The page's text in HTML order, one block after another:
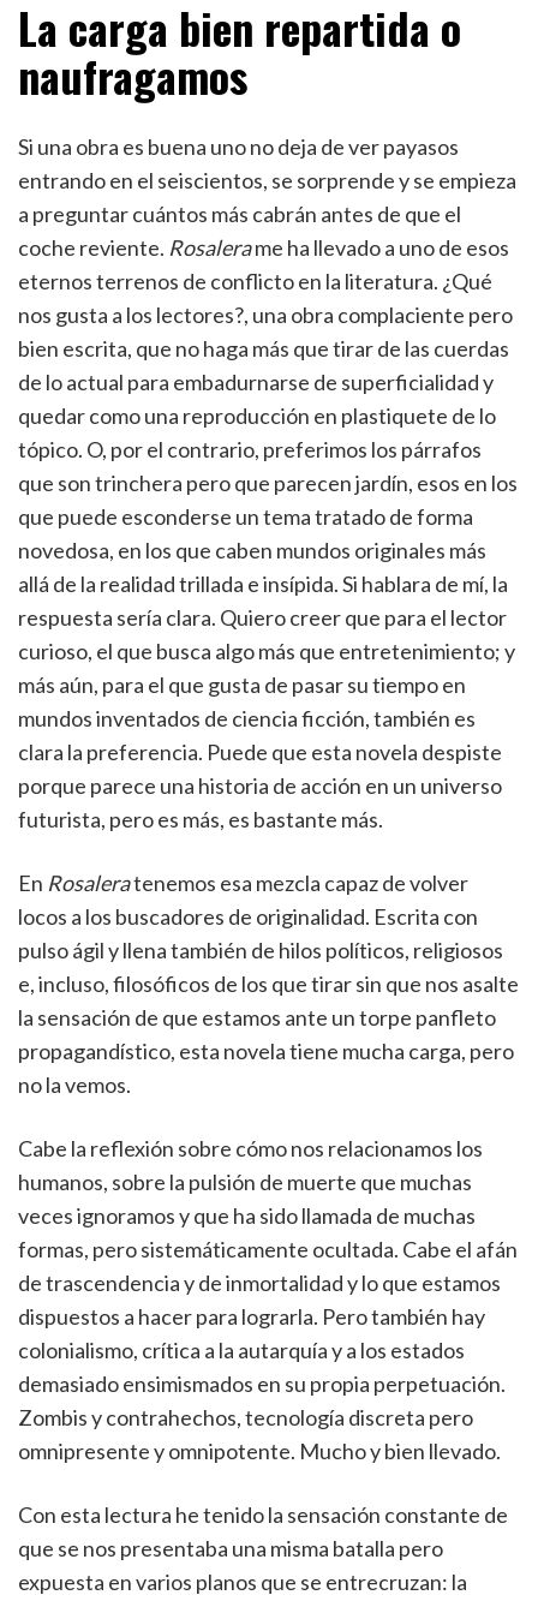
La carga bien repartida o
naufragamos
Si una obra es buena uno no deja de ver payasos
entrando en el seiscientos, se sorprende y se empieza
a preguntar cuántos más cabrán antes de que el
coche reviente. Rosalerame ha llevado a uno de esos
eternos terrenos de conflicto en la literatura. ¿Qué
nos gusta a los lectores?, una obra complaciente pero
bien escrita, que no haga más que tirar de las cuerdas
de lo actual para embadurnarse de superficialidad y
quedar como una reproducción en plastiquete de lo
tópico. O, por el contrario, preferimos los párrafos
que son trinchera pero que parecen jardín, esos en los
que puede esconderse un tema tratado de forma
novedosa, en los que caben mundos originales más
allá de la realidad trillada e insípida. Si hablara de mí, la
respuesta sería clara. Quiero creer que para el lector
curioso, el que busca algo más que entretenimiento; y
más aún, para el que gusta de pasar su tiempo en
mundos inventados de ciencia ficción, también es
clara la preferencia. Puede que esta novela despiste
porque parece una historia de acción en un universo
futurista, pero es más, es bastante más.
En Rosaleratenemos esa mezcla capaz de volver
locos a los buscadores de originalidad. Escrita con
pulso ágil y llena también de hilos políticos, religiosos
e, incluso, filosóficos de los que tirar sin que nos asalte
la sensación de que estamos ante un torpe panfleto
propagandístico, esta novela tiene mucha carga, pero
no la vemos.
Cabe la reflexión sobre cómo nos relacionamos los
humanos, sobre la pulsión de muerte que muchas
veces ignoramos y que ha sido llamada de muchas
formas, pero sistemáticamente ocultada. Cabe el afán
de trascendencia y de inmortalidad y lo que estamos
dispuestos a hacer para lograrla. Pero también hay
colonialismo, crítica a la autarquía y a los estados
demasiado ensimismados en su propia perpetuación.
Zombis y contrahechos, tecnología discreta pero
omnipresente y omnipotente. Mucho y bien llevado.
Con esta lectura he tenido la sensación constante de
que se nos presentaba una misma batalla pero
expuesta en varios planos que se entrecruzan: la